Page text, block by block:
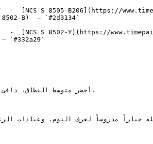
[NCS S 8505-B20G](https://
B)  — `#2d3134`
-  [NCS S 8502-Y](https://
— `#332a29`